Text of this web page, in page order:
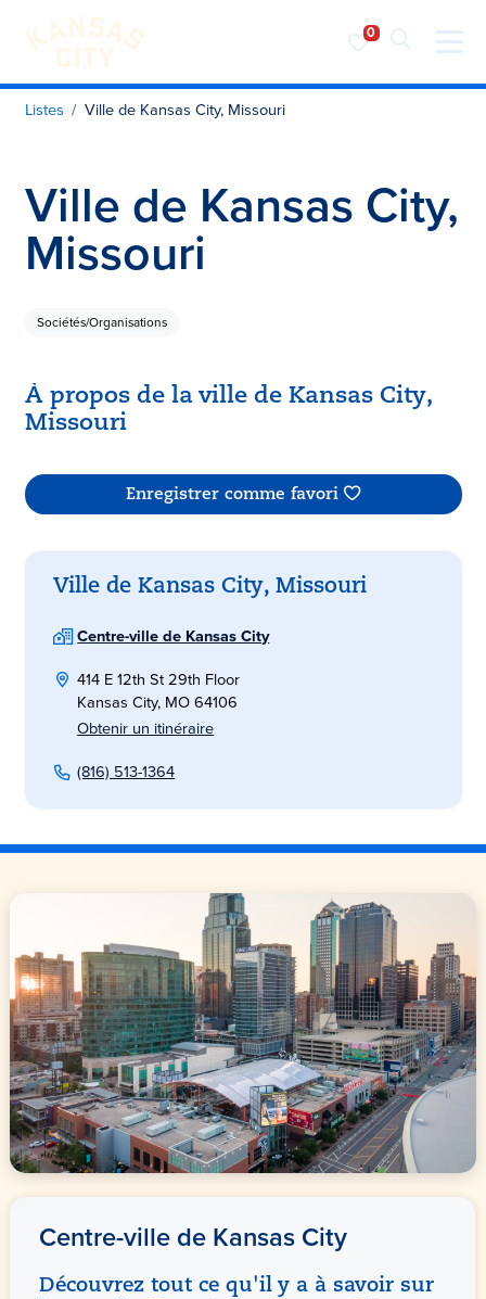
Visiter KC
Skip to content
Listes Ville de Kansas City, Missouri
Ville de Kansas City,
Missouri
Sociétés/Organisations
À propos de la ville de Kansas City,
Missouri
Enregistrer comme favori
Ville de Kansas City, Missouri
Centre-ville de Kansas City
414 E 12th St 29th Floor
Kansas City, MO 64106
Obtenir un itinéraire
(816) 513-1364
Centre-ville de Kansas City
Découvrez tout ce qu'il y a à savoir sur